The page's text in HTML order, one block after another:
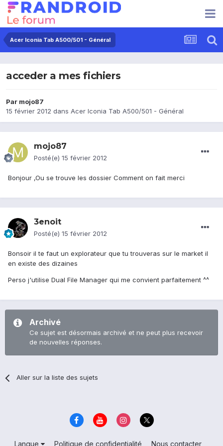
Acer Iconia Tab A500/501 - Général
acceder a mes fichiers
Par mojo87
15 février 2012 dans Acer Iconia Tab A500/501 - Général
mojo87
Posté(e) 15 février 2012
Bonjour ,Ou se trouve les dossier Comment on fait merci
3enoit
Posté(e) 15 février 2012
Bonsoir il te faut un explorateur que tu trouveras sur le market il
en existe des dizaines
Perso j'utilise Dual File Manager qui me convient parfaitement ^^
Archivé
Ce sujet est désormais archivé et ne peut plus recevoir
de nouvelles réponses.
Aller sur la liste des sujets
Langue Politique de confidentialité Nous contacter